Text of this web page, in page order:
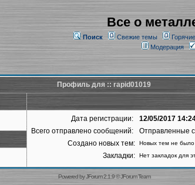
Все о
Поиск Свежие темы
Модерация
Профиль для :: rapid01019
Дата регистрации:
12/05/2017
Всего отправлено сообщений:
Отправленные
Создано новых тем:
Новых тем не было
Закладки: Нет закладок для
Powered byJForum 2.1.9©JForum Team